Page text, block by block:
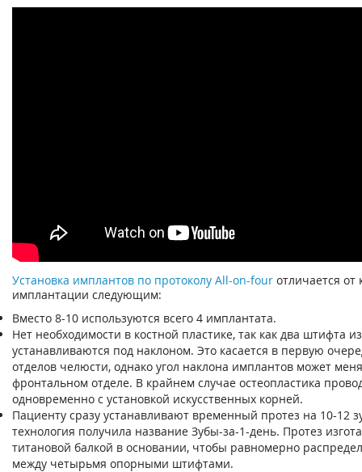
Установка имплантов по протоколу All-on-four отличается от
имплантации следующим:
Вместо 8-10 используются всего 4 имплантата.
Нет необходимости в костной пластике, так как два штифта
устанавливаются под наклоном. Это касается в первую
отделов челюсти, однако угол наклона имплантов может
фронтальном отделе. В крайнем случае остеопластика
одновременно с установкой искусственных корней.
Пациенту сразу устанавливают временный протез на 10-12
технология получила название Зубы-за-1-день. Протез
титановой балкой в основании, чтобы равномерно
между четырьмя опорными штифтами.